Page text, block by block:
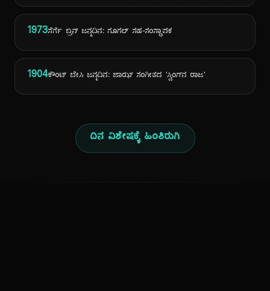
1973ಸೆರ್ಗೆ ಬ್ರಿನ್ ಜನ್ಮದಿನ: ಗೂಗಲ್ ಸಹ-ಸಂಸ್ಥಾಪಕ
1904ಕೌಂಟ್ ಬೇಸಿ ಜನ್ಮದಿನ: ಜಾಝ್ ಸಂಗೀತದ 'ಸ್ವಿಂಗ್‌ನ ರಾಜ'
ದಿನ ವಿಶೇಷಕ್ಕೆ ಹಿಂತಿರುಗಿ